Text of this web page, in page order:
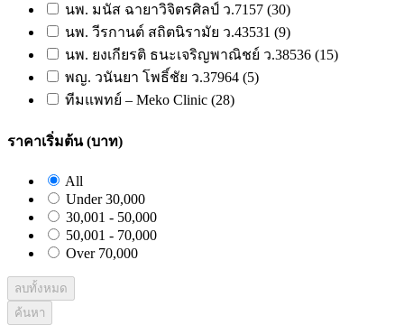
นพ. มนัส ฉายาวิจิตรศิลป์ ว.7157 (30)
นพ. วีรกานต์ สถิตนิรามัย ว.43531 (9)
นพ. ยงเกียรติ ธนะเจริญพาณิชย์ ว.38536 (15)
พญ. วนันยา โพธิ์ชัย ว.37964 (5)
ทีมแพทย์ – Meko Clinic (28)
ราคาเริ่มต้น (บาท)
All
Under 30,000
30,001 - 50,000
50,001 - 70,000
Over 70,000
ลบทั้งหมด
ค้นหา